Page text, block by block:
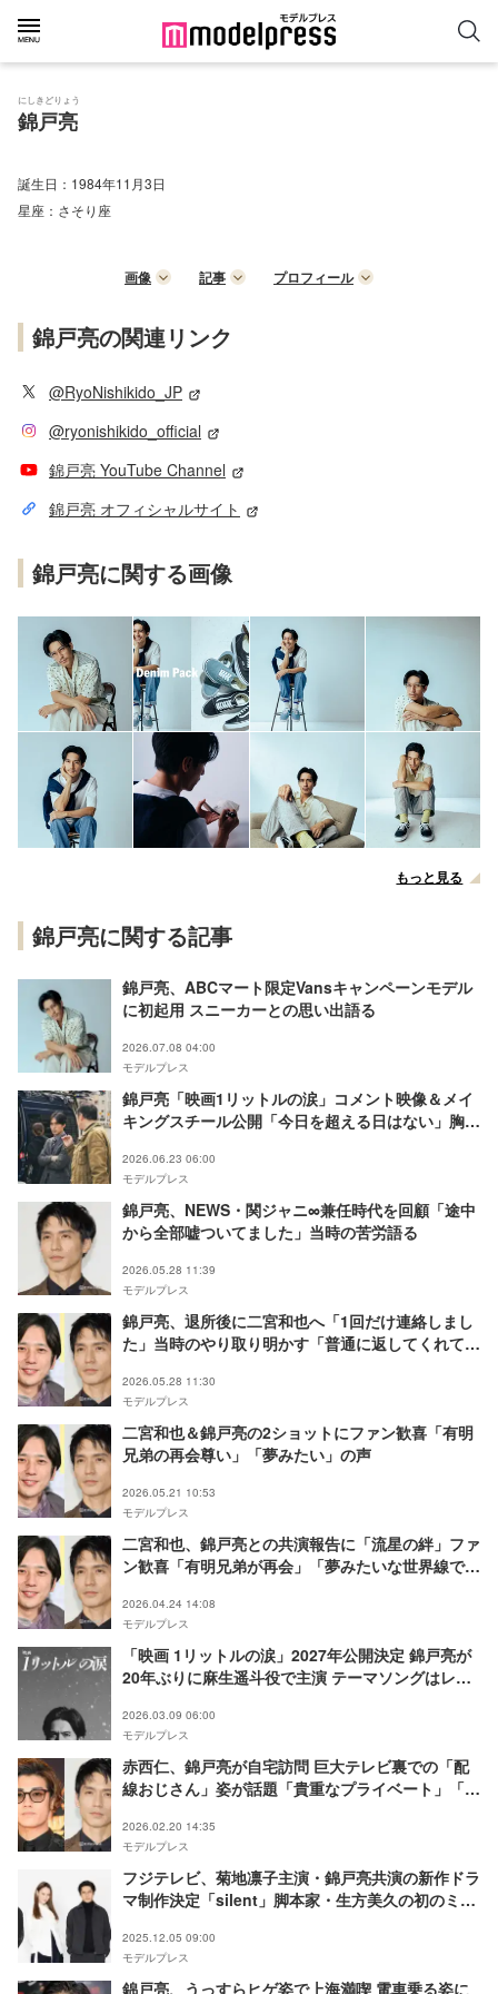
にしきどりょう
錦戸亮
誕生日： 1984年11月3日
星座： さそり座
画像 記事 プロフィール
錦戸亮の関連リンク
@RyoNishikido_JP
@ryonishikido_official
錦戸亮 YouTube Channel
錦戸亮 オフィシャルサイト
錦戸亮に関する画像
もっと見る
錦戸亮に関する記事
錦戸亮、ABCマート限定Vansキャンペーンモデル
に初起用 スニーカーとの思い出語る
2026.07.08 04:00
モデルプレス
錦戸亮「映画1リットルの涙」コメント映像＆メイ
キングスチール公開「今日を超える日はない」胸の
2026.06.23 06:00
モデルプレス
錦戸亮、NEWS・関ジャニ∞兼任時代を回顧「途中
から全部嘘ついてました」当時の苦労語る
2026.05.28 11:39
モデルプレス
錦戸亮、退所後に二宮和也へ「1回だけ連絡しまし
た」当時のやり取り明かす「普通に返してくれて嬉
2026.05.28 11:30
モデルプレス
二宮和也＆錦戸亮の2ショットにファン歓喜「有明
兄弟の再会尊い」「夢みたい」の声
2026.05.21 10:53
モデルプレス
二宮和也、錦戸亮との共演報告に「流星の絆」ファ
ン歓喜「有明兄弟が再会」「夢みたいな世界線で泣
2026.04.24 14:08
モデルプレス
「映画 1リットルの涙」2027年公開決定 錦戸亮が
20年ぶりに麻生遥斗役で主演 テーマソングはレミ
2026.03.09 06:00
モデルプレス
赤西仁、錦戸亮が自宅訪問 巨大テレビ裏での「配
線おじさん」姿が話題「貴重なプライベート」「豪
2026.02.20 14:35
モデルプレス
フジテレビ、菊地凛子主演・錦戸亮共演の新作ドラ
マ制作決定「silent」脚本家・生方美久の初のミス
2025.12.05 09:00
モデルプレス
錦戸亮、うっすらヒゲ姿で上海満喫 電車乗る姿に